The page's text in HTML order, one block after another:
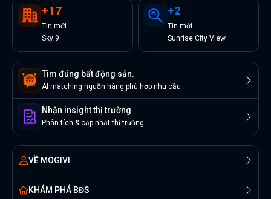
+17
Tin mới
Sky 9
+2
Tin mới
Sunrise City View
Tìm đúng bất động sản.
AI matching nguồn hàng phù hợp nhu cầu
Nhận insight thị trường
Phân tích & cập nhật thị trường
VỀ MOGIVI
KHÁM PHÁ BĐS